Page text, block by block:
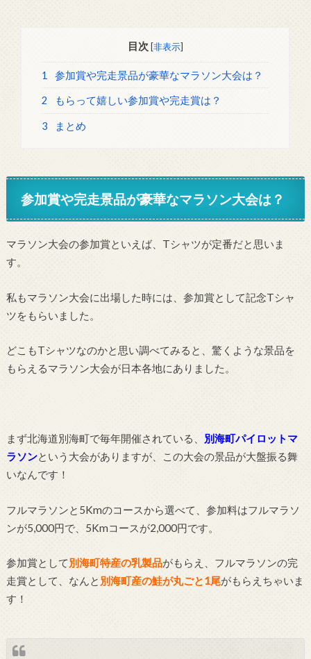
目次 [非表示]
1 参加賞や完走景品が豪華なマラソン大会は？
2 もらって嬉しい参加賞や完走賞は？
3 まとめ
参加賞や完走景品が豪華なマラソン大会は？
マラソン大会の参加賞といえば、Tシャツが定番だと思いま
す。
私もマラソン大会に出場した時には、参加賞として記念Tシャ
ツをもらいました。
どこもTシャツなのかと思い調べてみると、驚くような景品を
もらえるマラソン大会が日本各地にありました。
まず北海道別海町で毎年開催されている、 別海町パイロットマ
ラソンという大会がありますが、この大会の景品が大盤振る舞
いなんです！
フルマラソンと5Kmのコースから選べて、参加料はフルマラソ
ンが5,000円で、5Kmコースが2,000円です。
参加賞として別海町特産の乳製品がもらえ、フルマラソンの完
走賞として、なんと 別海町産の鮭が丸ごと1尾がもらえちゃいま
す！